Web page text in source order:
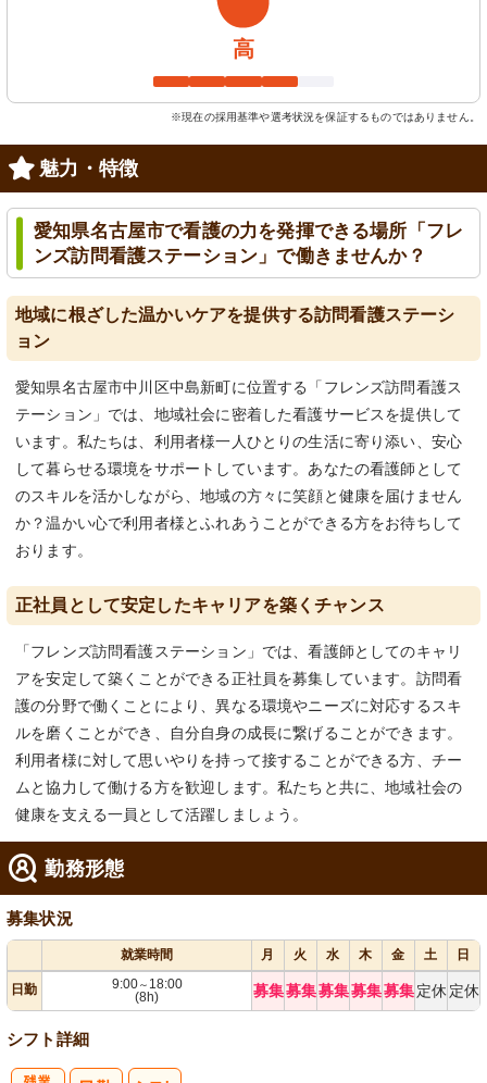
高
※現在の採用基準や選考状況を保証するものではありません。
魅力・特徴
愛知県名古屋市で看護の力を発揮できる場所「フレ
ンズ訪問看護ステーション」で働きませんか？
地域に根ざした温かいケアを提供する訪問看護ステーシ
ョン
愛知県名古屋市中川区中島新町に位置する「フレンズ訪問看護ス
テーション」では、地域社会に密着した看護サービスを提供して
います。私たちは、利用者様一人ひとりの生活に寄り添い、安心
して暮らせる環境をサポートしています。あなたの看護師として
のスキルを活かしながら、地域の方々に笑顔と健康を届けません
か？温かい心で利用者様とふれあうことができる方をお待ちして
おります。
正社員として安定したキャリアを築くチャンス
「フレンズ訪問看護ステーション」では、看護師としてのキャリ
アを安定して築くことができる正社員を募集しています。訪問看
護の分野で働くことにより、異なる環境やニーズに対応するスキ
ルを磨くことができ、自分自身の成長に繋げることができます。
利用者様に対して思いやりを持って接することができる方、チー
ムと協力して働ける方を歓迎します。私たちと共に、地域社会の
健康を支える一員として活躍しましょう。
勤務形態
募集状況
就業時間 月 火 水 木 金 土 日
日勤 9:00～ 18:00
(8h)
募集募集募集募集募集 定休 定休
シフト詳細